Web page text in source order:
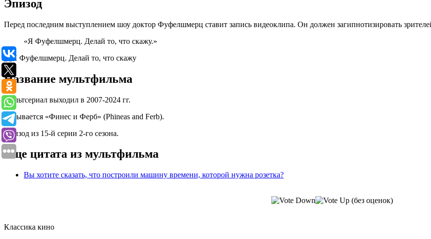
Эпизод
Перед последним выступлением шоу доктор Фуфелшмерц ставит запись видеоклипа. Он должен загипнотизировать
«Я Фуфелшмерц. Делай то, что скажу.»
Название мультфильма
Мультсериал выходил в 2007-2024 гг.
Называется «Финес и Ферб» (Phineas and Ferb).
Эпизод из 15-й серии 2-го сезона.
Еще цитата из мультфильма
Вы хотите сказать, что построили машину времени, которой нужна розетка?
(без оценок)
Классика кино